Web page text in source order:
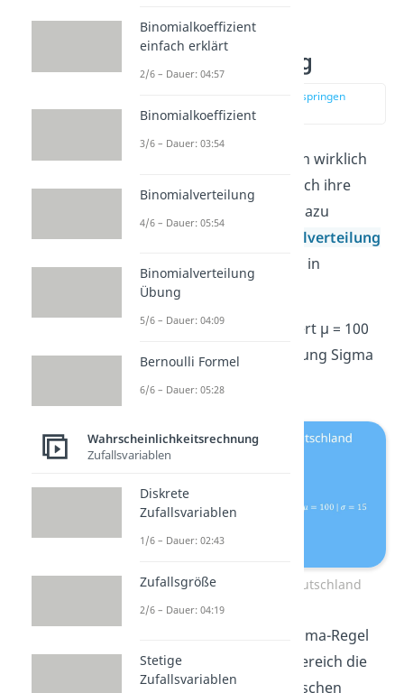
Sigma-Regeln
Normalverteilung
zur Stelle im Video springen
(01:01)
Damit du die Sigma-Regeln wirklich
verstehst, musst du dir auch ihre
Anwendung anschauen. Dazu
Normalverteilung
des Intelligenzquotienten in
Deutschland.
Hier ist der Erwartungswert μ = 100
und die Standardabweichung Sigma
σ = 15 gegeben.
Intelligenzquotient in Deutschland
Jetzt kannst du mit der Sigma-Regel
bestimmen, in welchem Bereich die
Intelligenz 99,7% der Menschen
Binomialkoeffizient
einfach erklärt
2/6 – Dauer: 04:57
Binomialkoeffizient
3/6 – Dauer: 03:54
Binomialverteilung
4/6 – Dauer: 05:54
Binomialverteilung
Übung
5/6 – Dauer: 04:09
Bernoulli Formel
6/6 – Dauer: 05:28
Wahrscheinlichkeitsrechnung
Zufallsvariablen
Diskrete
Zufallsvariablen
1/6 – Dauer: 02:43
Zufallsgröße
2/6 – Dauer: 04:19
Stetige
Zufallsvariablen